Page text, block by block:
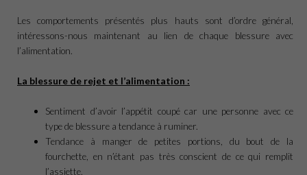
Les comportements présentés plus hauts sont d’ordre général,
intéressons-nous maintenant au lien de chaque blessure avec
l’alimentation.
La blessure de rejet et l’alimentation :
Sentiment d’avoir l’appétit coupé car une personne avec ce
type de blessure a tendance à ruminer.
Tendance à manger de petites portions, du bout de la
fourchette, en n’étant pas très conscient de ce qui remplit
l’assiette.